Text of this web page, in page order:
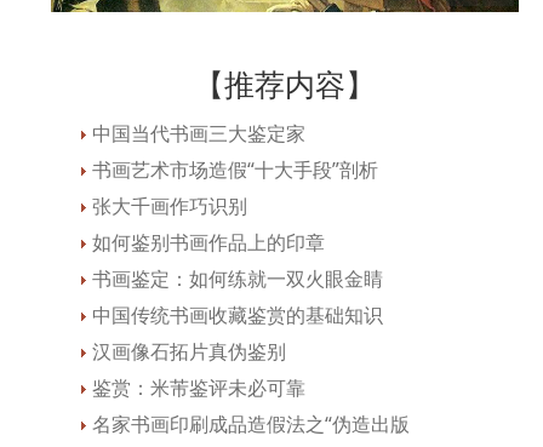
【推荐内容】
中国当代书画三大鉴定家
书画艺术市场造假“十大手段”剖析
张大千画作巧识别
如何鉴别书画作品上的印章
书画鉴定：如何练就一双火眼金睛
中国传统书画收藏鉴赏的基础知识
汉画像石拓片真伪鉴别
鉴赏：米芾鉴评未必可靠
名家书画印刷成品造假法之“伪造出版